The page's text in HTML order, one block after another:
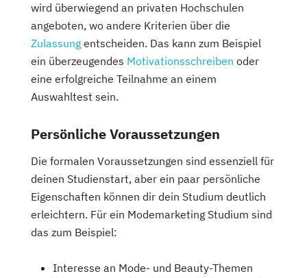
wird überwiegend an privaten Hochschulen
angeboten, wo andere Kriterien über die
Zulassung entscheiden. Das kann zum Beispiel
ein überzeugendes Motivationsschreiben oder
eine erfolgreiche Teilnahme an einem
Auswahltest sein.
Persönliche Voraussetzungen
Die formalen Voraussetzungen sind essenziell für
deinen Studienstart, aber ein paar persönliche
Eigenschaften können dir dein Studium deutlich
erleichtern. Für ein Modemarketing Studium sind
das zum Beispiel:
Interesse an Mode- und Beauty-Themen